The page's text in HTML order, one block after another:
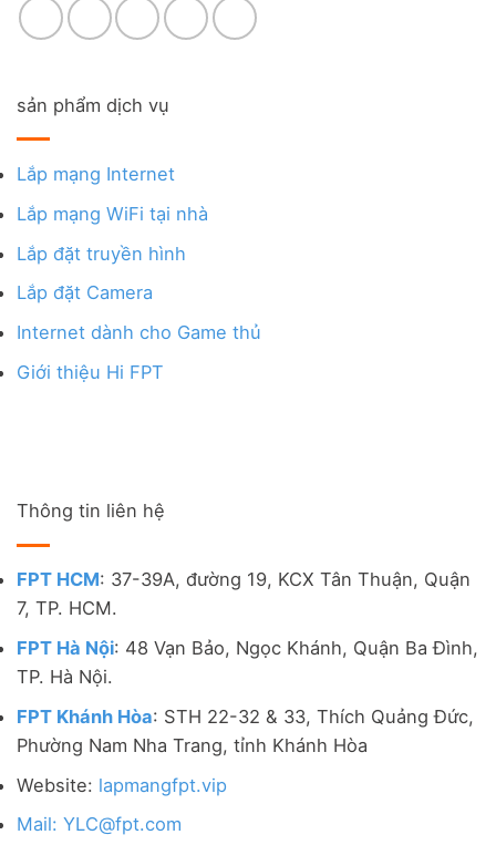
sản phẩm dịch vụ
Lắp mạng Internet
Lắp mạng WiFi tại nhà
Lắp đặt truyền hình
Lắp đặt Camera
Internet dành cho Game thủ
Giới thiệu Hi FPT
Thông tin liên hệ
FPT HCM: 37-39A, đường 19, KCX Tân Thuận, Quận
7, TP. HCM.
FPT Hà Nội: 48 Vạn Bảo, Ngọc Khánh, Quận Ba Đình,
TP. Hà Nội.
FPT Khánh Hòa: STH 22-32 & 33, Thích Quảng Đức,
Phường Nam Nha Trang, tỉnh Khánh Hòa
Website: lapmangfpt.vip
Mail: YLC@fpt.com